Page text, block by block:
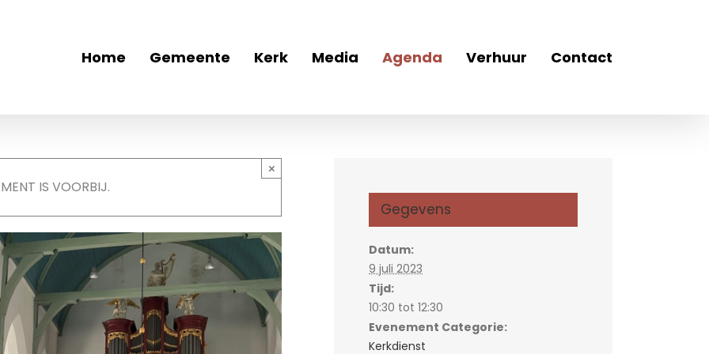
Home Gemeente Kerk Media Agenda Verhuur Contact
IS VOORBIJ.
×
Gegevens
Datum:
9 juli 2023
Tijd:
10:30 tot 12:30
Evenement Categorie:
Kerkdienst